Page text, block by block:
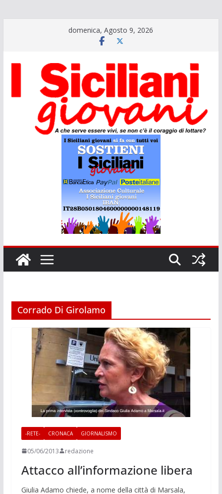
domenica, Agosto 9, 2026
Corrado Di Girolamo
-RETE- CRONACA GIORNALISMO
05/06/2013 redazione
Attacco all’informazione libera
Giulia Adamo chiede, a nome della città di Marsala,